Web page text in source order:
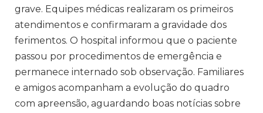
grave. Equipes médicas realizaram os primeiros
atendimentos e confirmaram a gravidade dos
ferimentos. O hospital informou que o paciente
passou por procedimentos de emergência e
permanece internado sob observação. Familiares
e amigos acompanham a evolução do quadro
com apreensão, aguardando boas notícias sobre